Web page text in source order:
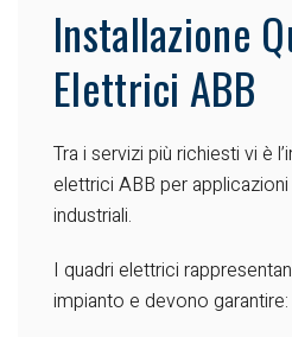
Installazione
Elettrici ABB
Tra i servizi più richiesti vi è
elettrici ABB per
industriali.
I quadri elettrici
impianto e devono garantire: